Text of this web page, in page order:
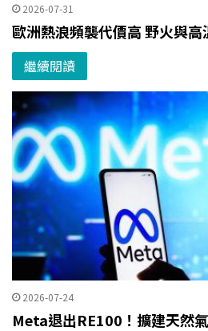
2026-07-31
歐洲熱浪頻襲代價高 野火與
繼續閱讀
2026-07-24
Meta退出RE100！擴建天然